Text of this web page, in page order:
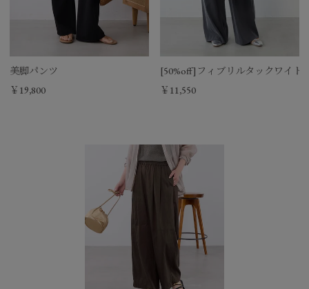
美脚パンツ
￥19,800
[50%off]フィブリルタックワイド
￥11,550